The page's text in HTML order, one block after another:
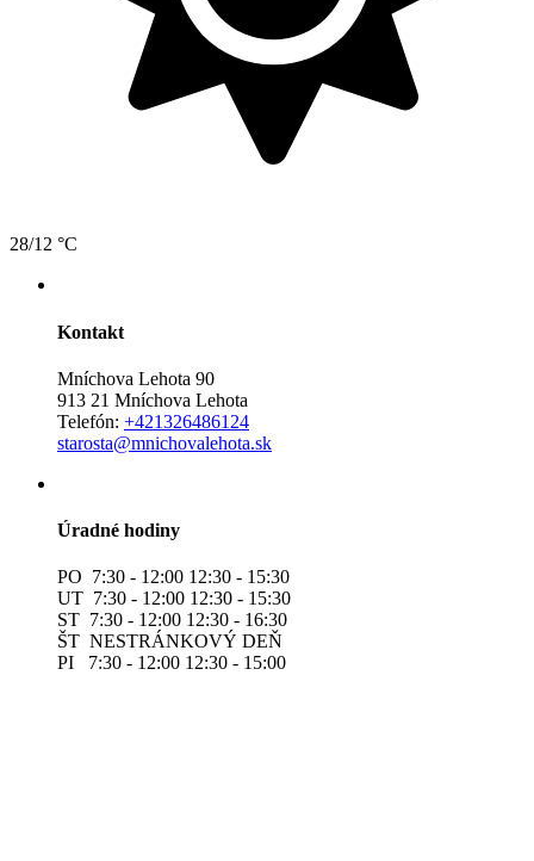
28/12 °C
Kontakt
Mníchova Lehota 90
913 21 Mníchova Lehota
Telefón: +421326486124
starosta@mnichovalehota.sk
Úradné hodiny
PO 7:30 - 12:00 12:30 - 15:30
UT 7:30 - 12:00 12:30 - 15:30
ST 7:30 - 12:00 12:30 - 16:30
ŠT NESTRÁNKOVÝ DEŇ
PI 7:30 - 12:00 12:30 - 15:00